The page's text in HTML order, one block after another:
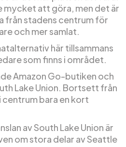
att göra, men det är
från stadens centrum för
och mer samlat.
här tillsammans
som finns i området.
Amazon Go-butiken och
Lake Union. Bortsett från
centrum bara en kort
av South Lake Union är
om stora delar av Seattle